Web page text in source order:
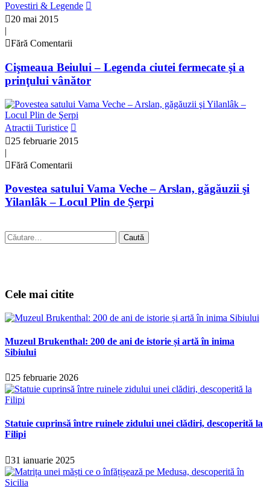
Povestiri & Legende
20 mai 2015
|
Fără Comentarii
Cişmeaua Beiului – Legenda ciutei fermecate şi a
prinţului vânător
Atractii Turistice
25 februarie 2015
|
Fără Comentarii
Povestea satului Vama Veche – Arslan, găgăuzii şi
Yilanlâk – Locul Plin de Şerpi
Caută
după:
Cele mai citite
Muzeul Brukenthal: 200 de ani de istorie și artă în inima
Sibiului
25 februarie 2026
Statuie cuprinsă între ruinele zidului unei clădiri, descoperită la
Filipi
31 ianuarie 2025